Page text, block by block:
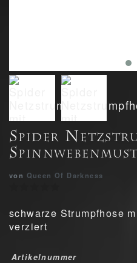
Spider
von Queen Of Darkness
schwarze Strumpfhose
verziert
Artikelnummer